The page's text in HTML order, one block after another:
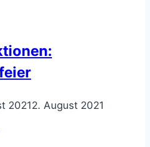
20212. August 2021